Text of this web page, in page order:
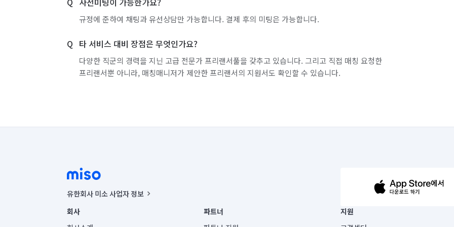
규정에 준하여 채팅과 유선상담만 가능합니다. 결제 후의 미팅은 가능합니다.
타 서비스 대비 장점은 무엇인가요?
다양한 직군의 경력을 지닌 고급 전문가 프리랜서풀을 갖추고 있습니다. 그리고 직접 매칭 요청한
프리랜서뿐 아니라, 매칭매니저가 제안한 프리랜서의 지원서도 확인할 수 있습니다.
유한회사 미소 사업자 정보
사업자등록번호 : 291-87-00271 | 인허가번호 : 2016-3220163-14-5-00019 |
통신판매신고번호 : 2024-서울종로-1400(공정거래위원회 정보) |
회사
파트너
지원